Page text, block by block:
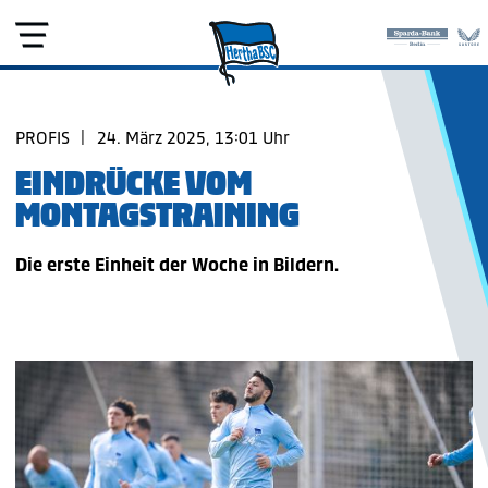
PROFIS 24. März 2025, 13:01 Uhr
EINDRÜCKE VOM
MONTAGSTRAINING
Die erste Einheit der Woche in Bildern.